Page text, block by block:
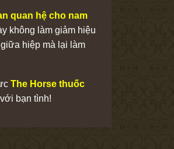
quan hệ cho nam
không làm giảm hiệu
hiệp mà lại làm
The Horse thuốc
bạn tình!